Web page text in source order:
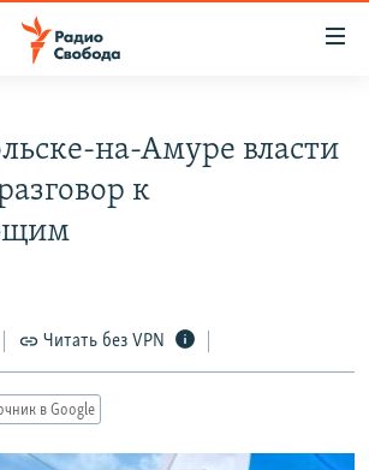
на-Амуре власти
к
Читать без VPN
в Google